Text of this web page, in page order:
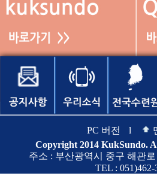
PC 버전 l
Copyright 2014 KukSundo.
주소 : 부산광역시 중구 해관
TEL : 051)462-